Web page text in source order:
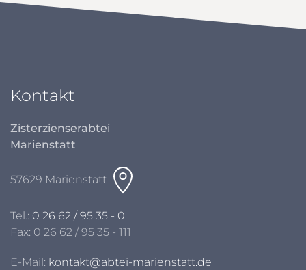
Kontakt
Zisterzienserabtei
Marienstatt
57629 Marienstatt
Tel.: 0 26 62 / 95 35 - 0
Fax: 0 26 62 / 95 35 - 111
E-Mail: kontakt@abtei-marienstatt.de